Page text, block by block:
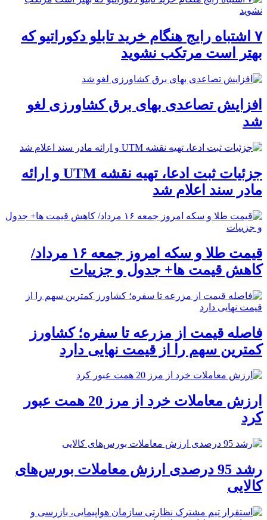
۷ اشتباه رایج هنگام خرید تابلو دکوراتیو که
بهتر است مرتکب نشوید
افزایش تصاعدی بهای برق کشاورزی لغو
شد
جزئیات ثبت ادعا، تهیه نقشه UTM و ارائه
مادر سند اعلام شد
قیمت طلا و سکه امروز جمعه ۱۶ مرداد/
کاهش قیمت ها+ جدول و جزییات
فاصله قیمت از مزرعه تا سفره؛ کشاورز
کمترین سهم را از قیمت نهایی دارد
ارزش معاملات خرد از مرز 20 همت عبور
کرد
رشد 95 درصدی ارزش معاملات بورس‌های
کالایی